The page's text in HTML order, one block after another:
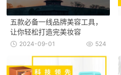
五款必备一线品牌美容工具，
让你轻松打造完美妆容
524
2024-09-01